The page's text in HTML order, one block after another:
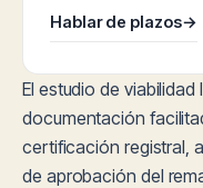
Hablar de plazos→
El estudio de
documentación
certificación registral,
de aprobación del